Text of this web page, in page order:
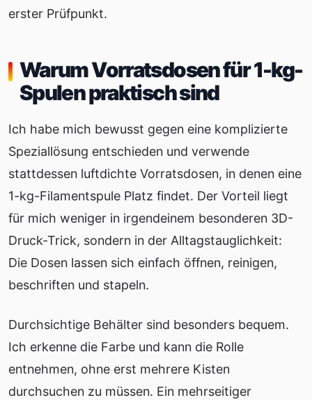
erster Prüfpunkt.
Warum Vorratsdosen für 1-kg-
Spulen praktisch sind
Ich habe mich bewusst gegen eine komplizierte
Speziallösung entschieden und verwende
stattdessen luftdichte Vorratsdosen, in denen eine
1-kg-Filamentspule Platz findet. Der Vorteil liegt
für mich weniger in irgendeinem besonderen 3D-
Druck-Trick, sondern in der Alltagstauglichkeit:
Die Dosen lassen sich einfach öffnen, reinigen,
beschriften und stapeln.
Durchsichtige Behälter sind besonders bequem.
Ich erkenne die Farbe und kann die Rolle
entnehmen, ohne erst mehrere Kisten
durchsuchen zu müssen. Ein mehrseitiger